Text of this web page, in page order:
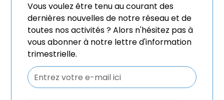
Vous voulez être tenu au courant des
dernières nouvelles de notre réseau et de
toutes nos activités ? Alors n'hésitez pas à
vous abonner à notre lettre d'information
trimestrielle.